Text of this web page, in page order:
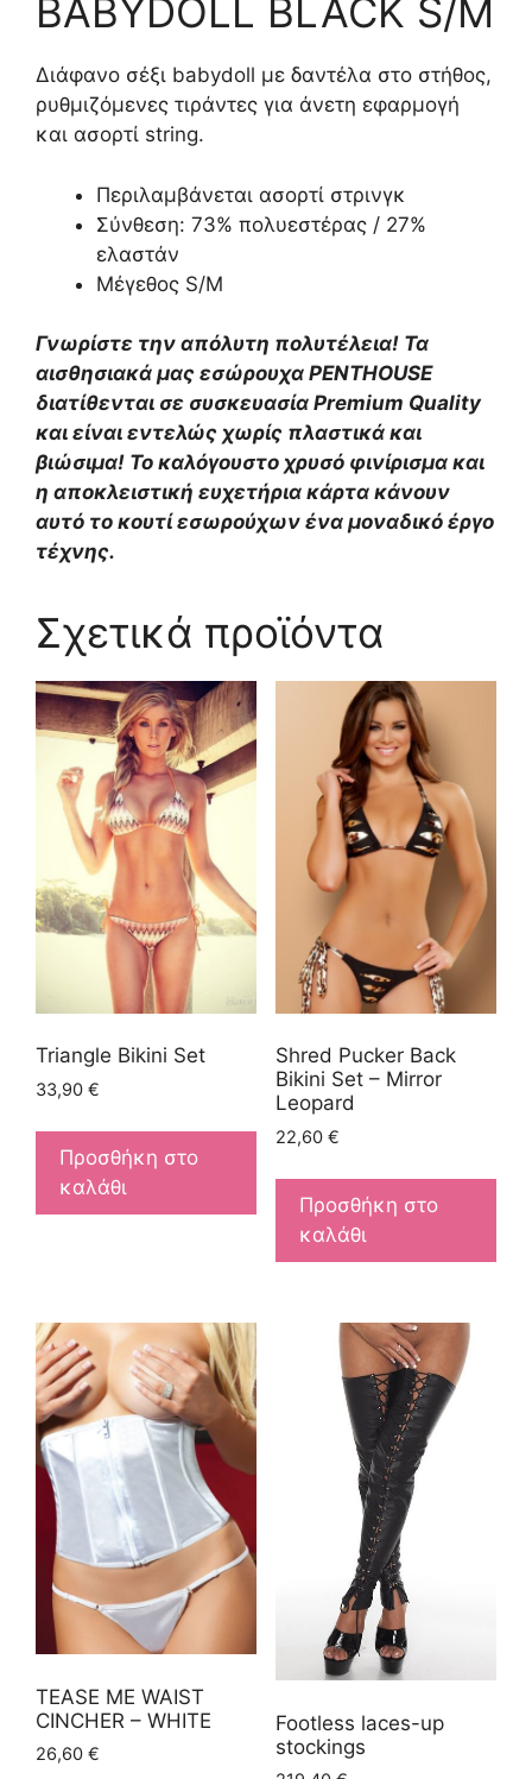
BABYDOLL BLACK S/M
Διάφανο σέξι babydoll με δαντέλα στο στήθος,
ρυθμιζόμενες τιράντες για άνετη εφαρμογή
και ασορτί string.
Περιλαμβάνεται ασορτί στρινγκ
Σύνθεση: 73% πολυεστέρας / 27%
ελαστάν
Μέγεθος S/M
Γνωρίστε την απόλυτη πολυτέλεια! Τα
αισθησιακά μας εσώρουχα PENTHOUSE
διατίθενται σε συσκευασία Premium Quality
και είναι εντελώς χωρίς πλαστικά και
βιώσιμα! Το καλόγουστο χρυσό φινίρισμα και
η αποκλειστική ευχετήρια κάρτα κάνουν
αυτό το κουτί εσωρούχων ένα μοναδικό έργο
τέχνης.
Σχετικά προϊόντα
Triangle Bikini Set
33,90 €
Προσθήκη στο
καλάθι
Shred Pucker Back
Bikini Set – Mirror
Leopard
22,60 €
Προσθήκη στο
καλάθι
TEASE ME WAIST
CINCHER – WHITE
26,60 €
Footless laces-up
stockings